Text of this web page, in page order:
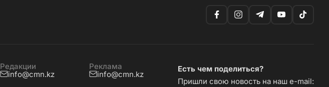
Редакции
info@cmn.kz
Реклама
info@cmn.kz
Есть чем поделиться?
Пришли свою новость на наш e-mail: